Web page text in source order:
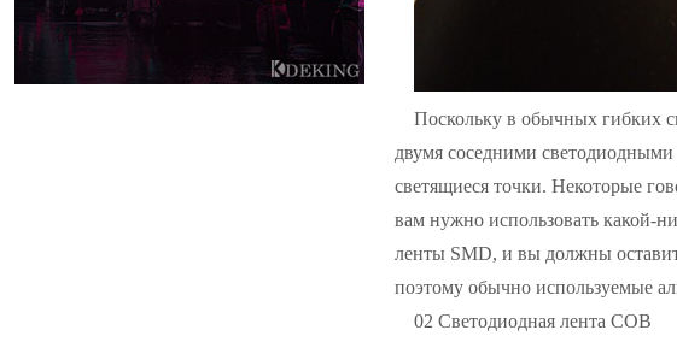
Поскольку в обычных гибких
двумя соседними светодиодными
светящиеся точки. Некоторые
вам нужно использовать какой-
ленты SMD, и вы должны
поэтому обычно используемые
02 Светодиодная лента COB